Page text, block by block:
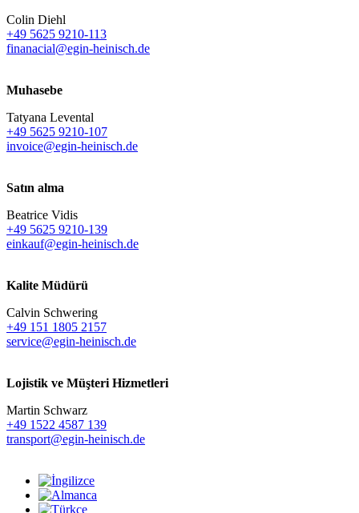
Colin Diehl
+49 5625 9210-113
finanacial@egin-heinisch.de
Muhasebe
Tatyana Levental
+49 5625 9210-107
invoice@egin-heinisch.de
Satın alma
Beatrice Vidis
+49 5625 9210-139
einkauf@egin-heinisch.de
Kalite Müdürü
Calvin Schwering
+49 151 1805 2157
service@egin-heinisch.de
Lojistik ve Müşteri Hizmetleri
Martin Schwarz
+49 1522 4587 139
transport@egin-heinisch.de